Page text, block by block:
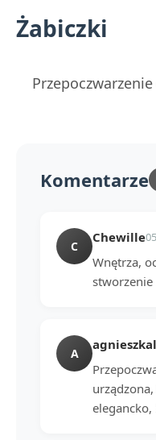
Żabiczki
Komentarze
C
Chewille
Wnętrza,
stworzenie
A